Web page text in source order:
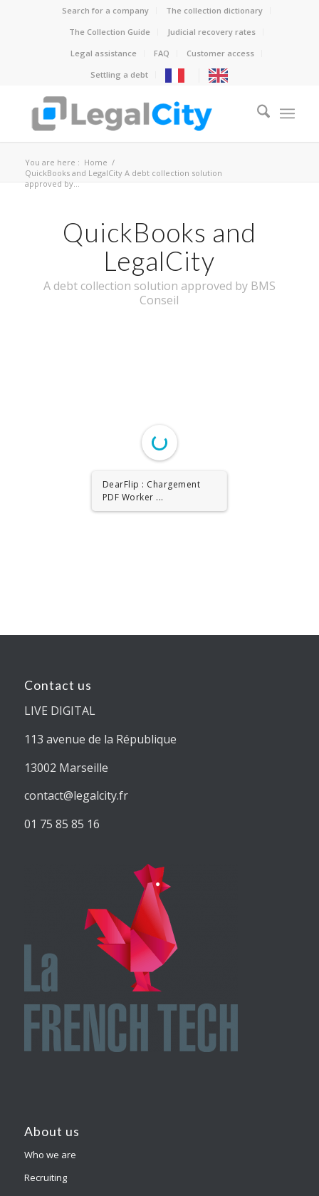
Search for a company
The collection dictionary
The Collection Guide
Judicial recovery rates
Legal assistance
FAQ
Customer access
Settling a debt
You are here : Home /
QuickBooks and LegalCity A debt collection solution
approved by...
QuickBooks and
LegalCity
A debt collection solution approved by BMS
Conseil
DearFlip : Chargement
PDF Worker ...
Contact us
LIVE DIGITAL
113 avenue de la République
13002 Marseille
contact@legalcity.fr
01 75 85 85 16
About us
Who we are
Recruiting